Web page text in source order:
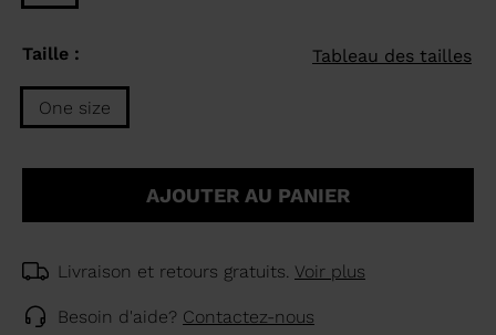
Taille : Tableau des tailles
One size
Taille
AJOUTER AU PANIER
Livraison et retours gratuits. Voir plus
Besoin d'aide? Contactez-nous